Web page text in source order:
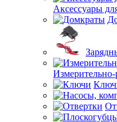
Аксессуары